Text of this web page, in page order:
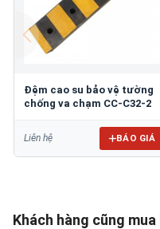
Đệm cao su bảo vệ tường
chống va chạm CC-C32-2
Liên hệ BÁO GIÁ
Khách hàng cũng mua